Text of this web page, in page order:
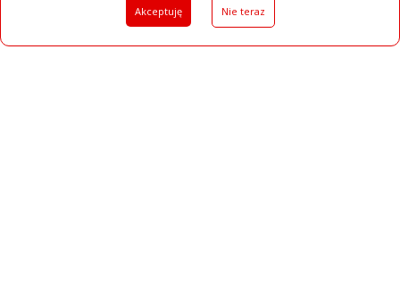
Akceptuję Nie teraz